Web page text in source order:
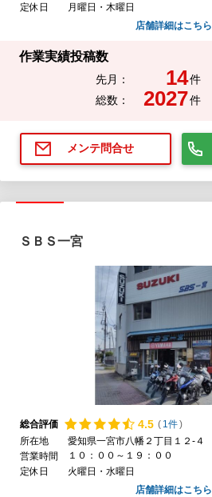
定休日
月曜日・木曜日
店舗詳細はこちら
作業実績投稿数
先月： 14件
総数：
2027件
メンテ問合せ
ＳＢＳ一宮
総合評価 4.5 ( 1件)
所在地
愛知県一宮市八幡２丁目１２-４
営業時間
１０：００～１９：００
定休日
火曜日・水曜日
店舗詳細はこちら